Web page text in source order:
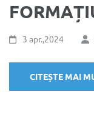
3 apr.,2024
CITEȘTE MAI